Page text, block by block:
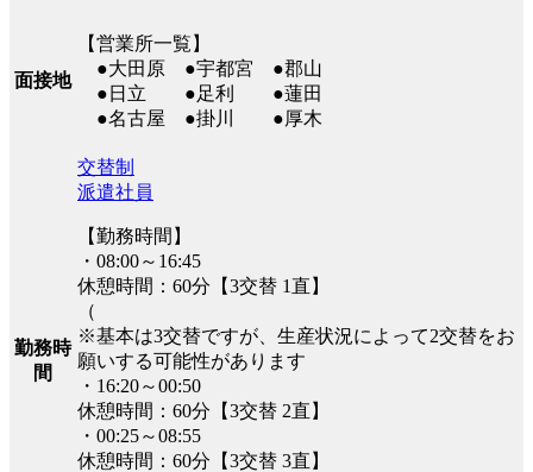
面接地
【営業所一覧】
●大田原 ●宇都宮 ●郡山
●日立 ●足利 ●蓮田
●名古屋 ●掛川 ●厚木
勤務時
間
交替制
派遣社員
【勤務時間】
・08:00～16:45
休憩時間：60分【3交替 1直】
（
※基本は3交替ですが、生産状況によって2交替をお
願いする可能性があります
・16:20～00:50
休憩時間：60分【3交替 2直】
・00:25～08:55
休憩時間：60分【3交替 3直】